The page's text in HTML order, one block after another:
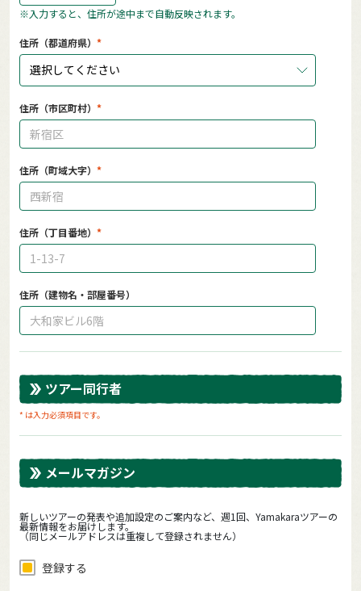
※入力すると、住所が途中まで自動反映されます。
住所（都道府県）
選択してください
住所（市区町村）
住所（町域大字）
住所（丁目番地）
住所（建物名・部屋番号）
ツアー同行者
* は入力必須項目です。
メールマガジン
新しいツアーの発表や追加設定のご案内など、週1回、Yamakaraツアーの
最新情報をお届けします。
（同じメールアドレスは重複して登録されません）
登録する